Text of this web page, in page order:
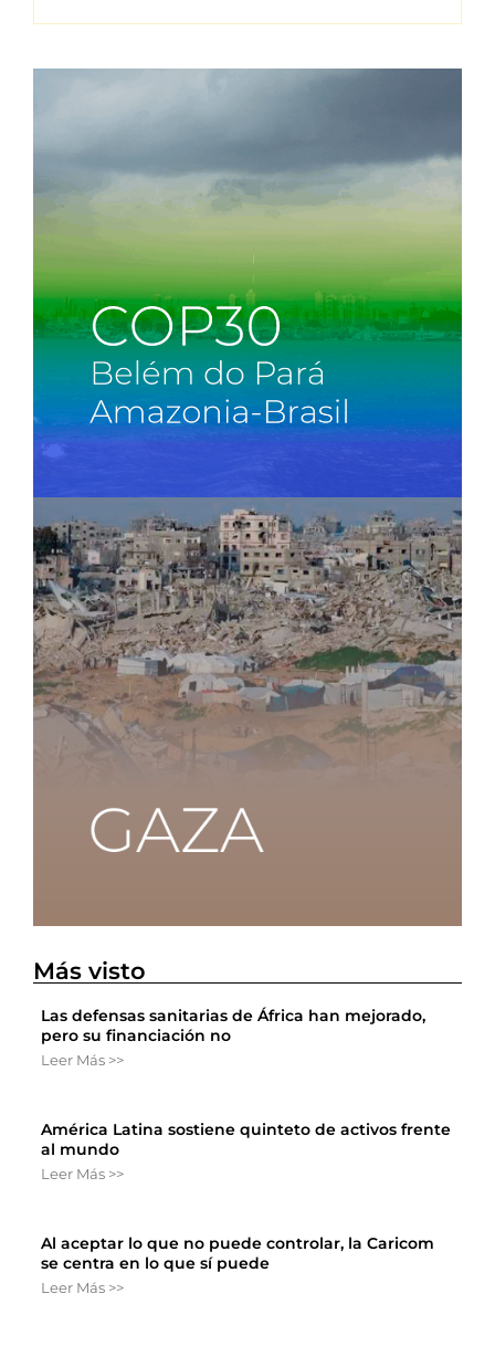
Más visto
Las defensas sanitarias de África han mejorado,
pero su financiación no
Leer Más >>
América Latina sostiene quinteto de activos frente
al mundo
Leer Más >>
Al aceptar lo que no puede controlar, la Caricom
se centra en lo que sí puede
Leer Más >>